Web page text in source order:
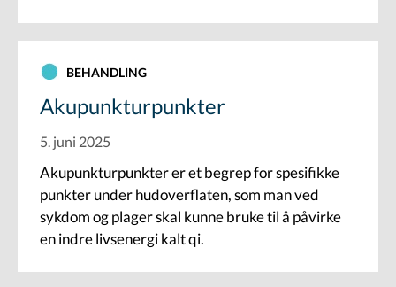
BEHANDLING
Akupunkturpunkter
5. juni 2025
Akupunkturpunkter er et begrep for spesifikke
punkter under hudoverflaten, som man ved
sykdom og plager skal kunne bruke til å påvirke
en indre livsenergi kalt qi.